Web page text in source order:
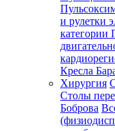
и рулетки
категории
Кресла
Хирургия
Столы
Боброва